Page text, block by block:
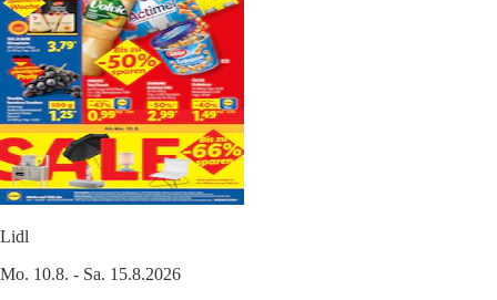
Lidl
Mo. 10.8. - Sa. 15.8.2026